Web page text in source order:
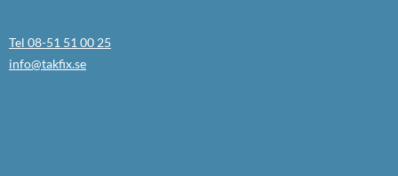
Tel 08-51 51 00 25
info@takfix.se